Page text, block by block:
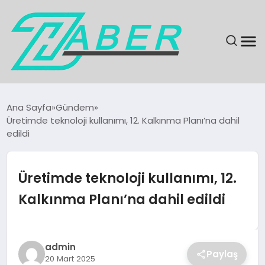
GÜNDEM
KÜLTÜR & SANAT
Ana Sayfa Gündem
Üretimde teknoloji kullanımı, 12. Kalkınma Planı’na dahil
edildi
Üretimde teknoloji kullanımı, 12.
Kalkınma Planı’na dahil edildi
admin
20 Mart 2025 Paylaş